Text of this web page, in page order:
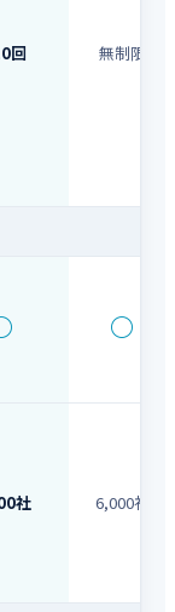
回 無制限
○
社 6,000社